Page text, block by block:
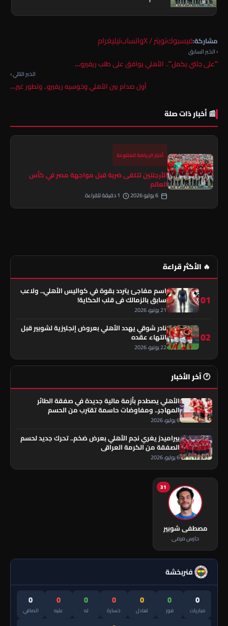
مشاركة:فيسبوكتويتر / X واتسابتيليغرام
‹ الخبر السابق
“على جثتي يكمل”.. الأهلي يوافق على طلب ريفيرو…
الخبر التالي ›
أول صدام بين الأهلي وخوسيه ريفيرو.. وتطور غير…
📰 أخبار ذات صلة
أخبار الرياضة المتنوعة
الأرجنتين تتلقى ضربة قبل مواجهة مصر في كأس
العالم
🔥 الأكثر قراءة
01
اسم مفاجئ يتردد بقوة في كواليس الأهلي.. ولاعب
سابق بالزمالك في قلب الحكاية!
21 يونيو، 2026
02
نادر شوقي يهدد الأهلي بعروض إنجليزية لشوبير قبل
انتهاء عقده
22 يونيو، 2026
🕐 آخر الأخبار
الأهلي يصطدم بأزمة مالية جديدة في صفقة الطائر
المهاجر.. ومفاوضات حاسمة تقترب من الحسم
6 يوليو، 2026
بيراميدز يغري نجم الأهلي بعرض ضخم.. تحرك جديد لحسم
الصفقة من الكرمة العراقي
6 يوليو، 2026
31
مصطفى شوبير
حارس مرمى
فنربخشة
0
مباريات
0
فوز
0
تعادل
0
خسارة
0
له
0
عليه
0
الصافي